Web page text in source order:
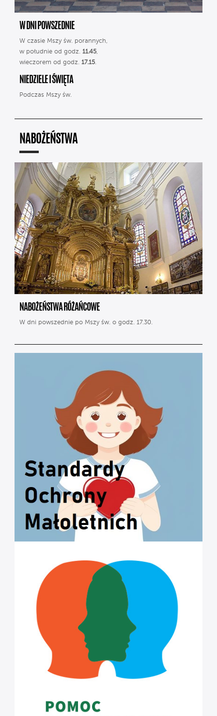
W DNI POWSZEDNIE
W czasie Mszy św. porannych,
w południe od godz. 11.45
wieczorem od godz. 17.15
NIEDZIELE I ŚWIĘTA
Podczas Mszy św.
NABOŻEŃSTWA
NABOŻEŃSTWA RÓŻAŃCOWE
W dni powszednie po Mszy św. o godz. 17.30.